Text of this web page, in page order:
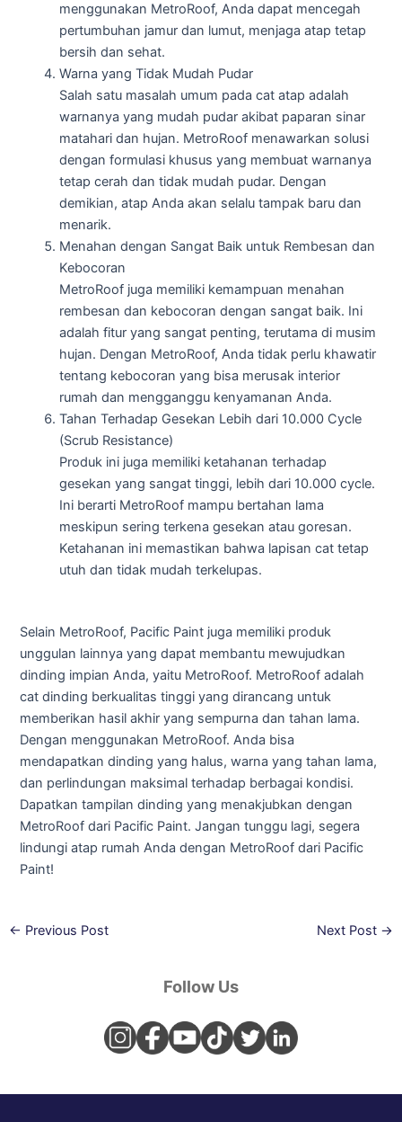
menggunakan MetroRoof, Anda dapat mencegah
pertumbuhan jamur dan lumut, menjaga atap tetap
bersih dan sehat.
Warna yang Tidak Mudah Pudar
Salah satu masalah umum pada cat atap adalah
warnanya yang mudah pudar akibat paparan sinar
matahari dan hujan. MetroRoof menawarkan solusi
dengan formulasi khusus yang membuat warnanya
tetap cerah dan tidak mudah pudar. Dengan
demikian, atap Anda akan selalu tampak baru dan
menarik.
Menahan dengan Sangat Baik untuk Rembesan dan
Kebocoran
MetroRoof juga memiliki kemampuan menahan
rembesan dan kebocoran dengan sangat baik. Ini
adalah fitur yang sangat penting, terutama di musim
hujan. Dengan MetroRoof, Anda tidak perlu khawatir
tentang kebocoran yang bisa merusak interior
rumah dan mengganggu kenyamanan Anda.
Tahan Terhadap Gesekan Lebih dari 10.000 Cycle
(Scrub Resistance)
Produk ini juga memiliki ketahanan terhadap
gesekan yang sangat tinggi, lebih dari 10.000 cycle.
Ini berarti MetroRoof mampu bertahan lama
meskipun sering terkena gesekan atau goresan.
Ketahanan ini memastikan bahwa lapisan cat tetap
utuh dan tidak mudah terkelupas.
Selain MetroRoof, Pacific Paint juga memiliki produk
unggulan lainnya yang dapat membantu mewujudkan
dinding impian Anda, yaitu MetroRoof. MetroRoof adalah
cat dinding berkualitas tinggi yang dirancang untuk
memberikan hasil akhir yang sempurna dan tahan lama.
Dengan menggunakan MetroRoof. Anda bisa
mendapatkan dinding yang halus, warna yang tahan lama,
dan perlindungan maksimal terhadap berbagai kondisi.
Dapatkan tampilan dinding yang menakjubkan dengan
MetroRoof dari Pacific Paint. Jangan tunggu lagi, segera
lindungi atap rumah Anda dengan MetroRoof dari Pacific
Paint!
← Previous Post Next Post →
Follow Us